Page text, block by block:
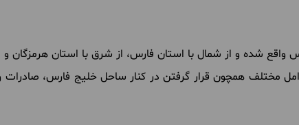
واقع شده و از شمال با استان فارس، از شرق با استان
مختلف همچون قرار گرفتن در کنار ساحل خلیج فارس، صادرات